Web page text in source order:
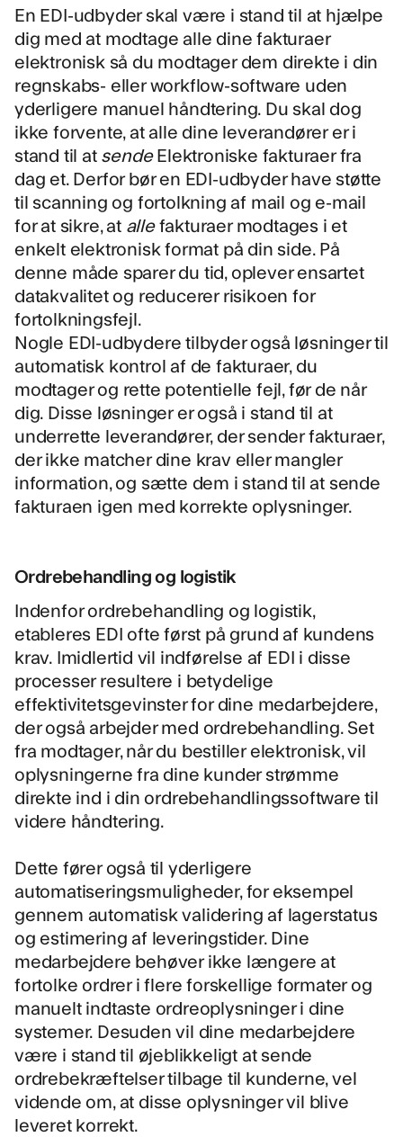
En EDI-udbyder skal være i stand til at hjælpe
dig med at modtage alle dine fakturaer
elektroniskså du modtager dem direkte i din
regnskabs- eller workflow-software uden
yderligere manuel håndtering. Du skal dog
ikke forvente, at alle dine leverandører er i
stand til atsendeElektroniske fakturaer fra
dag et. Derfor bør en EDI-udbyder have støtte
til scanning og fortolkning af mail og e-mail
for at sikre, at allefakturaer modtages i et
enkelt elektronisk format på din side. På
denne måde sparer du tid, oplever ensartet
datakvalitet og reducerer risikoen for
fortolkningsfejl.
Nogle EDI-udbydere tilbyder også løsninger til
automatisk kontrol af de fakturaer, du
modtagerog rette potentielle fejl, før de når
dig. Disse løsninger er også i stand til at
underrette leverandører, der sender fakturaer,
der ikke matcher dine krav eller mangler
information, og sætte dem i stand til at sende
fakturaen igen med korrekte oplysninger.
Ordrebehandling og logistik
Indenforordrebehandling og logistik,
etableres EDI ofte først på grund af kundens
krav. Imidlertid vil indførelse af EDI i disse
processer resultere i betydelige
effektivitetsgevinster for dine medarbejdere,
der også arbejder med ordrebehandling. Set
fra modtager, når du bestiller elektronisk, vil
oplysningerne fra dine kunder strømme
direkte ind i din ordrebehandlingssoftware til
videre håndtering.
Dette fører også til yderligere
automatiseringsmuligheder, for eksempel
gennem automatisk validering af lagerstatus
og estimering af leveringstider. Dine
medarbejdere behøver ikke længere at
fortolke ordrer i flere forskellige formater og
manuelt indtaste ordreoplysninger i dine
systemer. Desuden vil dine medarbejdere
være i stand til øjeblikkeligt at sende
ordrebekræftelser tilbage til kunderne, vel
vidende om, at disse oplysninger vil blive
leveret korrekt.